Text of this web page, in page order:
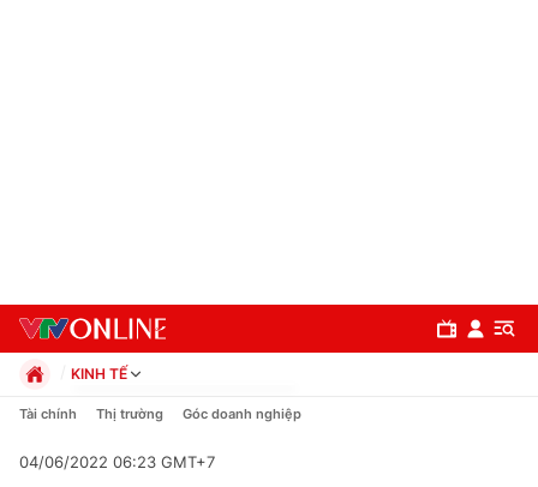
KINH TẾ
Chính trị
Pháp luật
Tài chính Thị trường Góc doanh nghiệp
04/06/2022 06:23 GMT+7